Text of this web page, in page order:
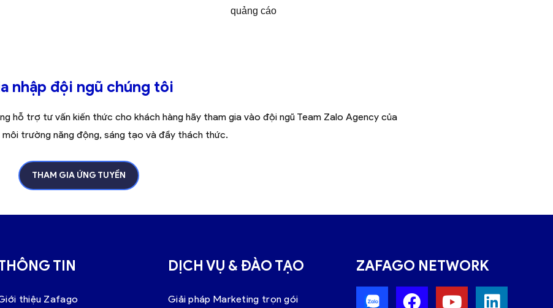
quảng cáo
nhập đội ngũ chúng tôi
hỗ trợ tư vấn kiến thức cho khách hàng hãy tham gia vào đội ngũ Team Zalo Agency của
trường năng động, sáng tạo và đầy thách thức.
THAM GIA ỨNG TUYỂN
TIN
thiệu Zafago
DỊCH VỤ & ĐÀO TẠO
Giải pháp Marketing trọn gói
ZAFAGO NETWORK